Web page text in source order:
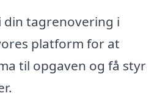
din tagrenovering i
platform for at
til opgaven og få styr